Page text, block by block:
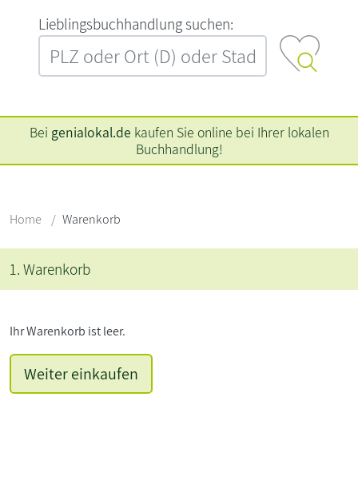
L‍i‍e‍b‍l‍i‍n‍g‍s‍b‍u‍c‍h‍h‍a‍n‍d‍l‍u‍n‍g‍ ‍s‍u‍c‍h‍e‍n‍:‍
Bei genialokal.de kaufen Sie online bei Ihrer lokalen
Buchhandlung!
Home Warenkorb
1. Warenkorb
Ihr Warenkorb ist leer.
Weiter einkaufen